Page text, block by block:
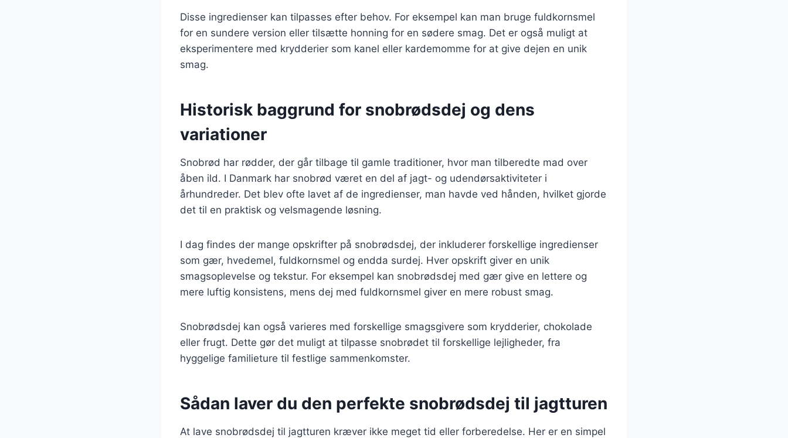
Disse ingredienser kan tilpasses efter behov. For eksempel kan man bruge fuldkornsmel
for en sundere version eller tilsætte honning for en sødere smag. Det er også muligt at
eksperimentere med krydderier som kanel eller kardemomme for at give dejen en unik
smag.
Historisk baggrund for snobrødsdej og dens
variationer
Snobrød har rødder, der går tilbage til gamle traditioner, hvor man tilberedte mad over
åben ild. I Danmark har snobrød været en del af jagt- og udendørsaktiviteter i
århundreder. Det blev ofte lavet af de ingredienser, man havde ved hånden, hvilket gjorde
det til en praktisk og velsmagende løsning.
I dag findes der mange opskrifter på snobrødsdej, der inkluderer forskellige ingredienser
som gær, hvedemel, fuldkornsmel og endda surdej. Hver opskrift giver en unik
smagsoplevelse og tekstur. For eksempel kan snobrødsdej med gær give en lettere og
mere luftig konsistens, mens dej med fuldkornsmel giver en mere robust smag.
Snobrødsdej kan også varieres med forskellige smagsgivere som krydderier, chokolade
eller frugt. Dette gør det muligt at tilpasse snobrødet til forskellige lejligheder, fra
hyggelige familieture til festlige sammenkomster.
Sådan laver du den perfekte snobrødsdej til jagtturen
At lave snobrødsdej til jagtturen kræver ikke meget tid eller forberedelse. Her er en simpel